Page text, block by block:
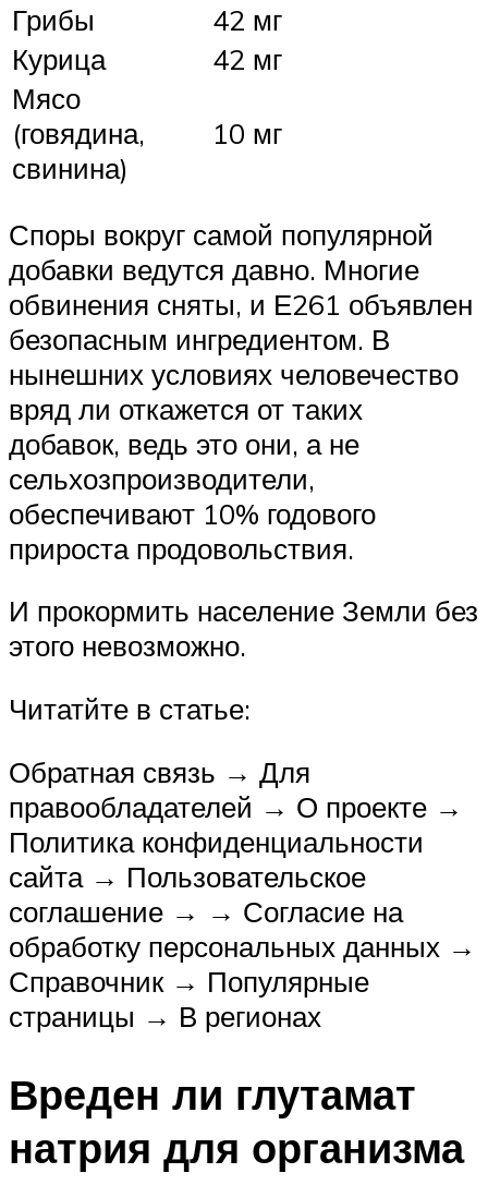
Грибы
42 мг
Курица
42 мг
Мясо
(говядина,
свинина)
10 мг
Споры вокруг самой популярной
добавки ведутся давно. Многие
обвинения сняты, и Е261 объявлен
безопасным ингредиентом. В
нынешних условиях человечество
вряд ли откажется от таких
добавок, ведь это они, а не
сельхозпроизводители,
обеспечивают 10% годового
прироста продовольствия.
И прокормить население Земли без
этого невозможно.
Читатйте в статье:
Обратная связь → Для
правообладателей → О проекте →
Политика конфиденциальности
сайта → Пользовательское
соглашение → → Согласие на
обработку персональных данных →
Справочник → Популярные
страницы → В регионах
Вреден ли глутамат
натрия для организма